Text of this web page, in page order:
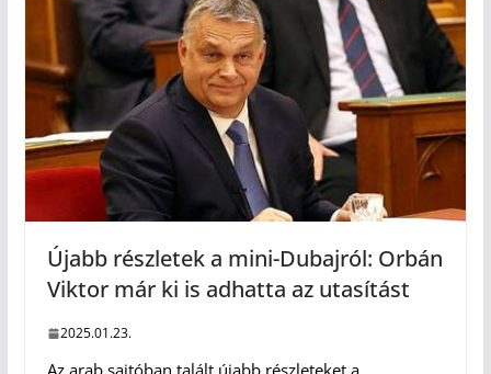
Újabb részletek a mini-Dubajról: Orbán
Viktor már ki is adhatta az utasítást
2025.01.23.